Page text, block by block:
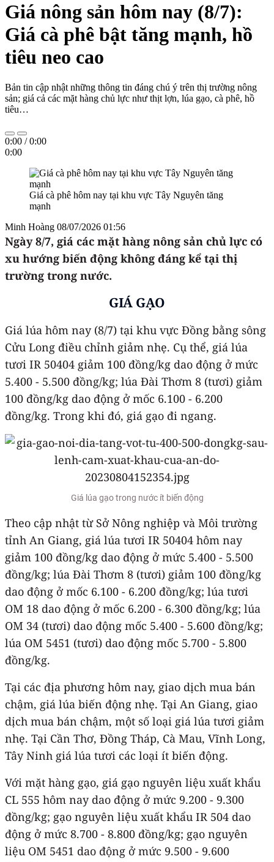
Giá nông sản hôm nay (8/7):
Giá cà phê bật tăng mạnh, hồ
tiêu neo cao
Bản tin cập nhật những thông tin đáng chú ý trên thị trường nông
sản; giá cả các mặt hàng chủ lực như thịt lợn, lúa gạo, cà phê, hồ
tiêu…
0:00 /0:00
0:00
Giá cà phê hôm nay tại khu vực Tây Nguyên tăng
mạnh
Minh Hoàng 08/07/2026 01:56
Ngày 8/7, giá các mặt hàng nông sản chủ lực có
xu hướng biến động không đáng kể tại thị
trường trong nước.
GIÁ GẠO
Giá lúa hôm nay (8/7) tại khu vực Đồng bằng sông
Cửu Long điều chỉnh giảm nhẹ. Cụ thể, giá lúa
tươi IR 50404 giảm 100 đồng/kg dao động ở mức
5.400 - 5.500 đồng/kg; lúa Đài Thơm 8 (tươi) giảm
100 đồng/kg dao động ở mốc 6.100 - 6.200
đồng/kg. Trong khi đó, giá gạo đi ngang.
Giá lúa gạo trong nước ít biến động
Theo cập nhật từ Sở Nông nghiệp và Môi trường
tỉnh An Giang, giá lúa tươi IR 50404 hôm nay
giảm 100 đồng/kg dao động ở mức 5.400 - 5.500
đồng/kg; lúa Đài Thơm 8 (tươi) giảm 100 đồng/kg
dao động ở mốc 6.100 - 6.200 đồng/kg; lúa tươi
OM 18 dao động ở mốc 6.200 - 6.300 đồng/kg; lúa
OM 34 (tươi) dao động mốc 5.400 - 5.600 đồng/kg;
lúa OM 5451 (tươi) dao động mốc 5.700 - 5.800
đồng/kg.
Tại các địa phương hôm nay, giao dịch mua bán
chậm, giá lúa biến động nhẹ. Tại An Giang, giao
dịch mua bán chậm, một số loại giá lúa tươi giảm
nhẹ. Tại Cần Thơ, Đồng Tháp, Cà Mau, Vĩnh Long,
Tây Ninh giá lúa tươi các loại ít biến động.
Với mặt hàng gạo, giá gạo nguyên liệu xuất khẩu
CL 555 hôm nay dao động ở mức 9.200 - 9.300
đồng/kg; gạo nguyên liệu xuất khẩu IR 504 dao
động ở mức 8.700 - 8.800 đồng/kg; gạo nguyên
liệu OM 5451 dao động ở mức 9.500 - 9.600